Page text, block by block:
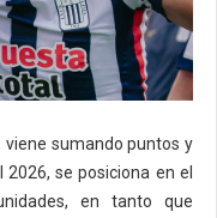
viene sumando puntos y
se posiciona en el
en tanto que